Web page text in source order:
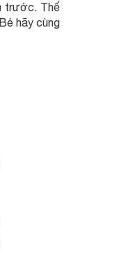
trước. Thế
hãy cùng